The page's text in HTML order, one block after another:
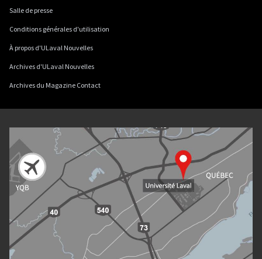
Salle de presse
Conditions générales d'utilisation
À propos d'ULaval Nouvelles
Archives d'ULaval Nouvelles
Archives du Magazine Contact